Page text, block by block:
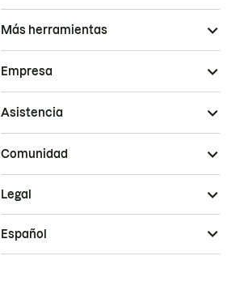
Más herramientas
Empresa
Asistencia
Comunidad
Legal
Español